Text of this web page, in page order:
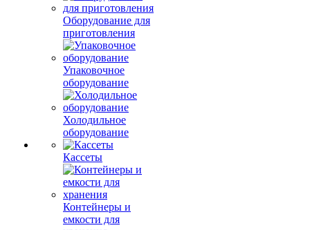
Оборудование для
приготовления
Упаковочное
оборудование
Холодильное
оборудование
Кассеты
Контейнеры и
емкости для